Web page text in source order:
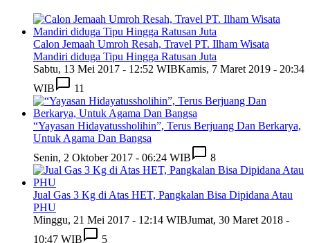
Calon Jemaah Umroh Resah, Travel PT. Ilham Wisata
Mandiri diduga Tipu Hingga Ratusan Juta
Sabtu, 13 Mei 2017 - 12:52 WIBKamis, 7 Maret 2019 - 20:34
WIB
11
“Yayasan Hidayatussholihin”, Terus Berjuang Dan Berkarya,
Untuk Agama Dan Bangsa
Senin, 2 Oktober 2017 - 06:24 WIB
8
Jual Gas 3 Kg di Atas HET, Pangkalan Bisa Dipidana Atau
PHU
Minggu, 21 Mei 2017 - 12:14 WIBJumat, 30 Maret 2018 -
10:47 WIB
5